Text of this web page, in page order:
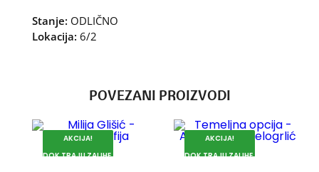
Stanje: ODLIČNO
Lokacija: 6/2
POVEZANI PROIZVODI
AKCIJA!
DOK TRAJU ZALIHE.
AKCIJA!
DOK TRAJU ZALIHE.